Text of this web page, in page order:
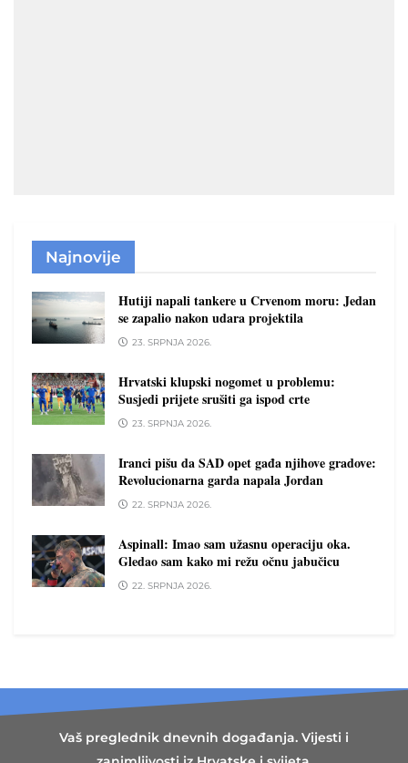
Najnovije
Hutiji napali tankere u Crvenom moru: Jedan
se zapalio nakon udara projektila
23. SRPNJA 2026.
Hrvatski klupski nogomet u problemu:
Susjedi prijete srušiti ga ispod crte
23. SRPNJA 2026.
Iranci pišu da SAD opet gađa njihove gradove:
Revolucionarna garda napala Jordan
22. SRPNJA 2026.
Aspinall: Imao sam užasnu operaciju oka.
Gledao sam kako mi režu očnu jabučicu
22. SRPNJA 2026.
Vaš preglednik dnevnih događanja. Vijesti i